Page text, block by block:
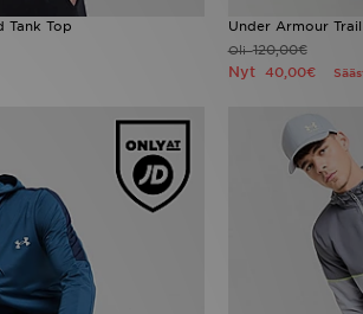
Tank Top Under Armour
Oli120,00€
Nyt 40,00€